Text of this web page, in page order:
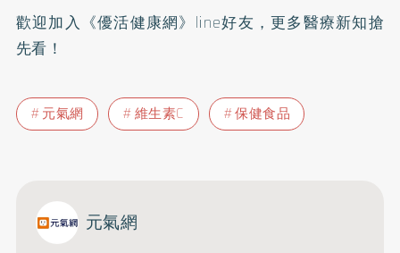
歡迎加入 《優活健康網》line好友 ，更多醫療新知搶
先看！
元氣網 維生素C 保健食品
元氣網